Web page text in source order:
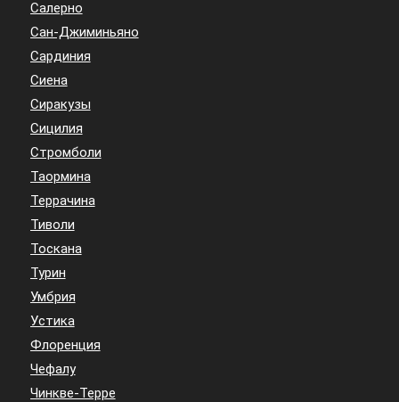
Салерно
Сан-Джиминьяно
Сардиния
Сиена
Сиракузы
Сицилия
Стромболи
Таормина
Террачина
Тиволи
Тоскана
Турин
Умбрия
Устика
Флоренция
Чефалу
Чинкве-Терре